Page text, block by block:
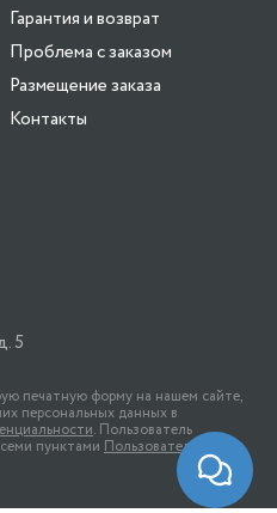
Гарантия и возврат
Проблема с заказом
Размещение заказа
Контакты
5
форму на нашем сайте,
персональных данных в
. Пользователь
пунктами Пользовательского